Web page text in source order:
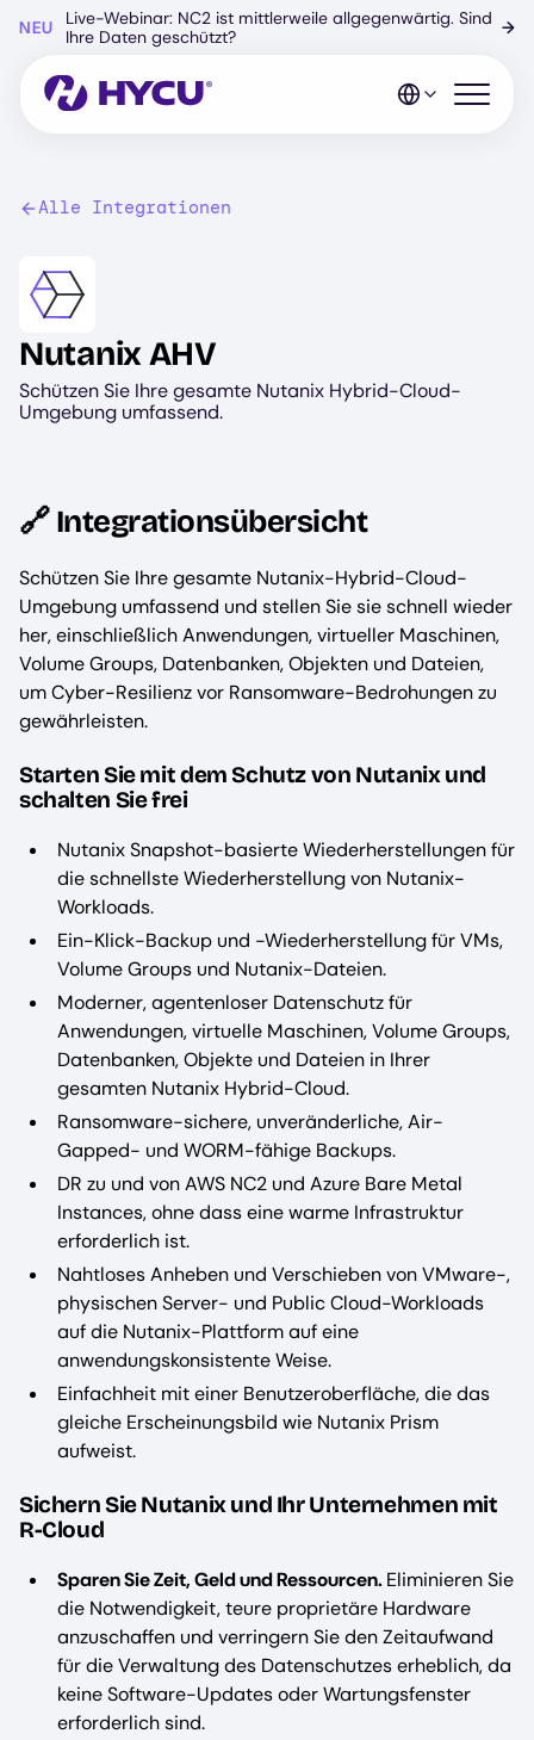
Hauptinhalt
NEU
Live-Webinar: NC2 ist mittlerweile allgegenwärtig. Sind
Ihre Daten geschützt?
→
Mobiles
Alle Integrationen
Image
Nutanix AHV
Schützen Sie Ihre gesamte Nutanix Hybrid-Cloud-
Umgebung umfassend.
🔗 Integrationsübersicht
Schützen Sie Ihre gesamte Nutanix-Hybrid-Cloud-
Umgebung umfassend und stellen Sie sie schnell wieder
her, einschließlich Anwendungen, virtueller Maschinen,
Volume Groups, Datenbanken, Objekten und Dateien,
um Cyber-Resilienz vor Ransomware-Bedrohungen zu
gewährleisten.
Starten Sie mit dem Schutz von Nutanix und
schalten Sie frei
Nutanix Snapshot-basierte Wiederherstellungen für
die schnellste Wiederherstellung von Nutanix-
Workloads.
Ein-Klick-Backup und -Wiederherstellung für VMs,
Volume Groups und Nutanix-Dateien.
Moderner, agentenloser Datenschutz für
Anwendungen, virtuelle Maschinen, Volume Groups,
Datenbanken, Objekte und Dateien in Ihrer
gesamten Nutanix Hybrid-Cloud.
Ransomware-sichere, unveränderliche, Air-
Gapped- und WORM-fähige Backups.
DR zu und von AWS NC2 und Azure Bare Metal
Instances, ohne dass eine warme Infrastruktur
erforderlich ist.
Nahtloses Anheben und Verschieben von VMware-,
physischen Server- und Public Cloud-Workloads
auf die Nutanix-Plattform auf eine
anwendungskonsistente Weise.
Einfachheit mit einer Benutzeroberfläche, die das
gleiche Erscheinungsbild wie Nutanix Prism
aufweist.
Sichern Sie Nutanix und Ihr Unternehmen mit
R-Cloud
Sparen Sie Zeit, Geld und Ressourcen.Eliminieren Sie
die Notwendigkeit, teure proprietäre Hardware
anzuschaffen und verringern Sie den Zeitaufwand
für die Verwaltung des Datenschutzes erheblich, da
keine Software-Updates oder Wartungsfenster
erforderlich sind.